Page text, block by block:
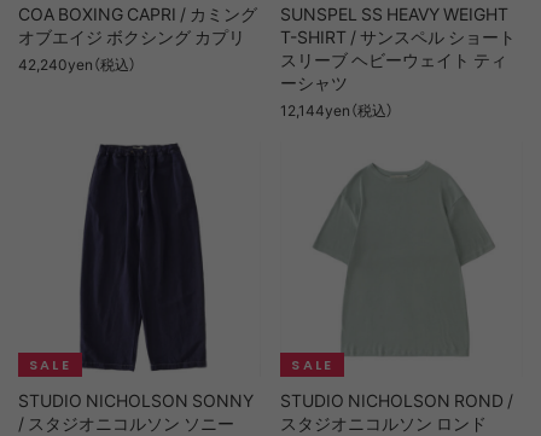
COA BOXING CAPRI / カミング
オブエイジ ボクシング カプリ
42,240yen（税込）
SUNSPEL SS HEAVY WEIGHT
T-SHIRT / サンスペル ショート
スリーブ ヘビーウェイト ティ
ーシャツ
12,144yen（税込）
STUDIO NICHOLSON SONNY
/ スタジオニコルソン ソニー
STUDIO NICHOLSON ROND /
スタジオニコルソン ロンド